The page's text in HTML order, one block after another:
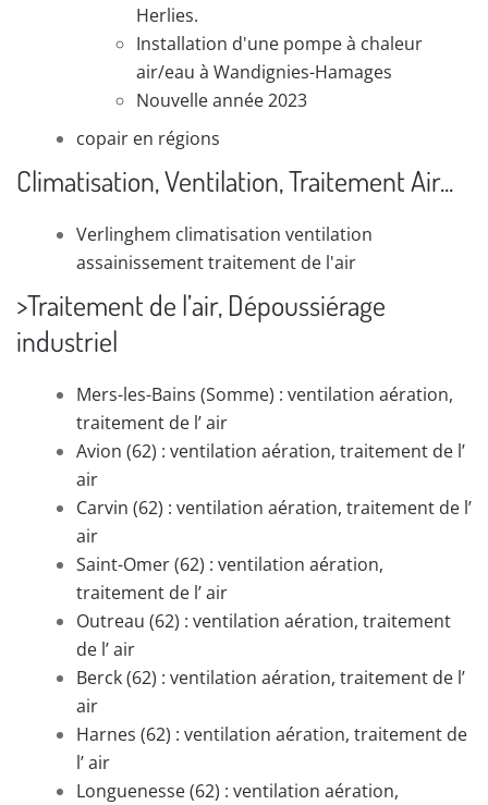
Herlies.
Installation d'une pompe à chaleur
air/eau à Wandignies-Hamages
Nouvelle année 2023
copair en régions
Climatisation, Ventilation, Traitement Air...
Verlinghem climatisation ventilation
assainissement traitement de l'air
>Traitement de l’air, Dépoussiérage
industriel
Mers-les-Bains (Somme) : ventilation aération,
traitement de l’ air
Avion (62) : ventilation aération, traitement de l’
air
Carvin (62) : ventilation aération, traitement de l’
air
Saint-Omer (62) : ventilation aération,
traitement de l’ air
Outreau (62) : ventilation aération, traitement
de l’ air
Berck (62) : ventilation aération, traitement de l’
air
Harnes (62) : ventilation aération, traitement de
l’ air
Longuenesse (62) : ventilation aération,